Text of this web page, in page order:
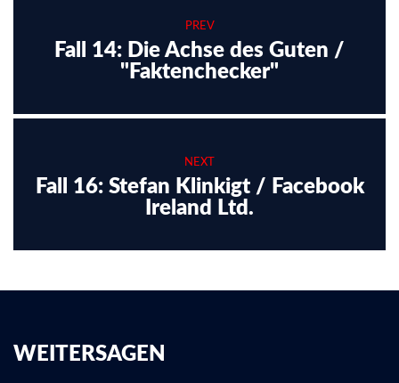
PREV
Fall 14: Die Achse des Guten /
"Faktenchecker"
NEXT
Fall 16: Stefan Klinkigt / Facebook
Ireland Ltd.
WEITERSAGEN